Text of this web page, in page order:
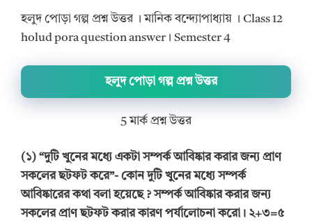
হলুদ পোড়া গল্প প্রশ্ন উত্তর । মানিক বন্দ্যোপাধ্যায় । Class 12
holud pora question answer। Semester 4
হলুদ পোড়া গল্প প্রশ্ন উত্তর
5 মার্ক প্রশ্ন উত্তর
(১) “দুটি খুনের মধ্যে একটা সম্পর্ক আবিষ্কার করার জন্য প্রাণ
সকলের ছটফট করে”- কোন দুটি খুনের মধ্যে সম্পর্ক
আবিষ্কারের কথা বলা হয়েছে ? সম্পর্ক আবিষ্কার করার জন্য
সকলের প্রাণ ছটফট করার কারণ পর্যালোচনা করো। ২+৩=৫